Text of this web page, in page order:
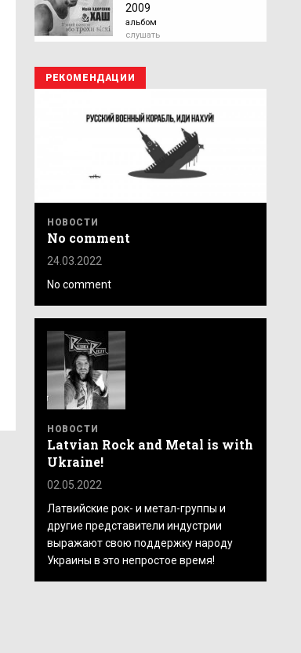
2009
альбом
слушать
РЕКОМЕНДАЦИИ
НОВОСТИ
No comment
24.03.2022
No comment
НОВОСТИ
Latvian Rock and Metal is with
Ukraine!
02.05.2022
Латвийские рок- и метал-группы и
другие представители индустрии
выражают свою поддержку народу
Украины в это непростое время!